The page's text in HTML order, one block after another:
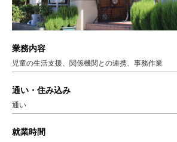
業務内容
児童の生活支援、関係機関との連携、事務作業
通い・住み込み
通い
就業時間